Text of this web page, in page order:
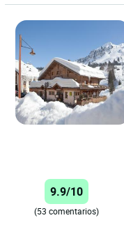
9.9/10
(53 comentarios)